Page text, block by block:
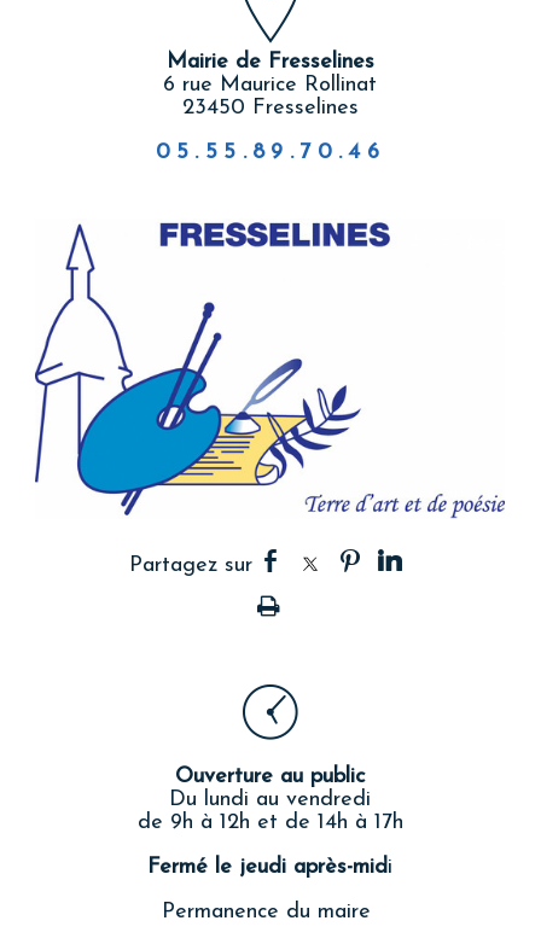
Mairie de Fresselines
6 rue Maurice Rollinat
23450 Fresselines
05.55.89.70.46
Ouverture au public
Du lundi au vendredi
de 9h à 12h et de 14h à 17h
Fermé le jeudi après-midi
Permanence du maire